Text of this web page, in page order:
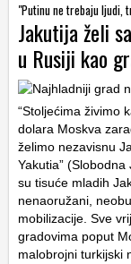
"Putinu ne trebaju ljudi,
Jakutija želi
u Rusiji kao
“Stoljećima živimo
dolara Moskva
želimo nezavisnu
Yakutia” (Slobodna
su tisuće mladih
nenaoružani,
mobilizacije. Sve
gradovima poput
malobrojni turkijski